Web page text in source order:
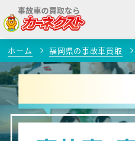
ホーム 福岡県の事故車買取